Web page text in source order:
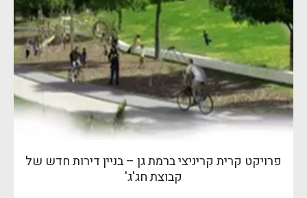
פרויקט קרית קריניצי ברמת גן – בניין דירות חדש של
קבוצת חג'ג'